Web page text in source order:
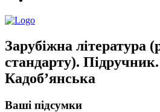
Зарубіжна література
стандарту).
Кадоб’янська
Ваші підсумки